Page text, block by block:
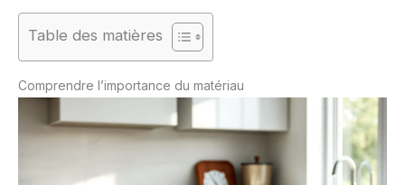
Table des matières
Comprendre l’importance du matériau